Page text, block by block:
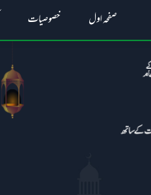
صفحہ اول خصوصیات